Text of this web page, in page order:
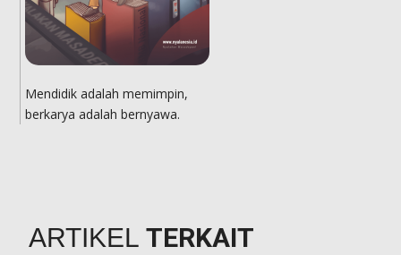
Mendidik adalah memimpin,
berkarya adalah bernyawa.
ARTIKEL TERKAIT